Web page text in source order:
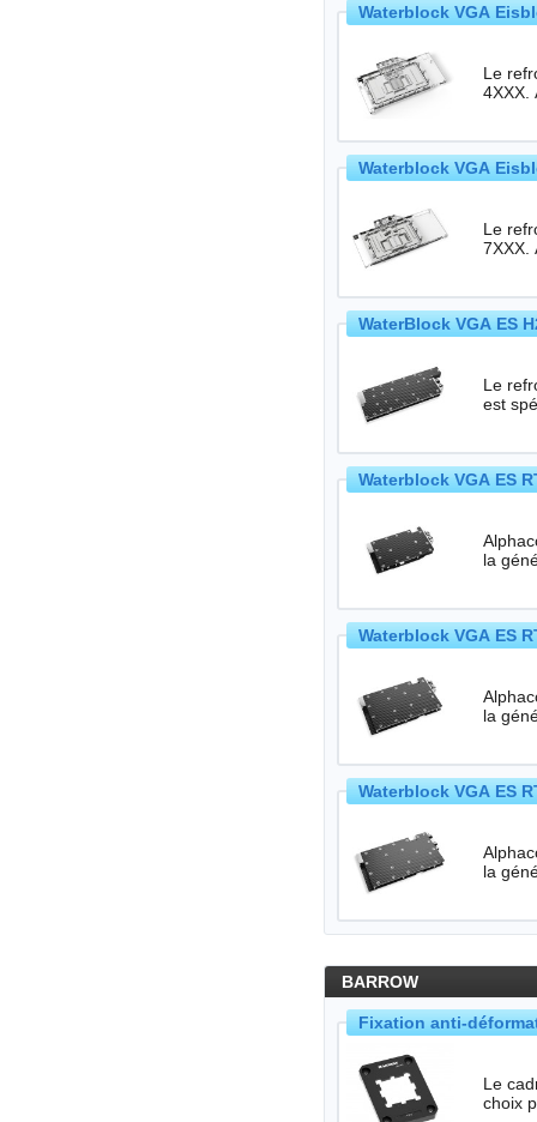
Waterblock VGA
Le
4XXX.
Waterblock VGA
Le
7XXX.
WaterBlock VGA ES
Le
est
Waterblock VGA ES
Waterblock VGA ES
Waterblock VGA ES
BARROW
Fixation anti-
Le
choix